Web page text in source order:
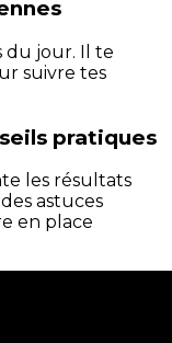
du jour. Il te
suivre tes
pratiques
les résultats
astuces
en place